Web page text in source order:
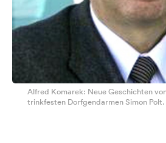
Alfred Komarek: Neue Geschichten
trinkfesten Dorfgendarmen Simon Polt.